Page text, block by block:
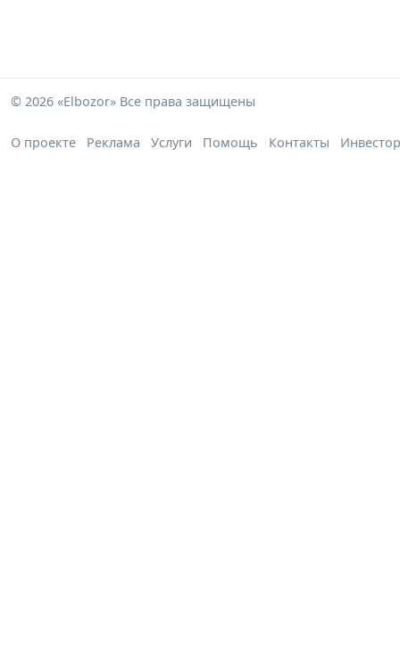
© 2026 «Elbozor» Все права защищены
О проекте Реклама Услуги Помощь Контакты